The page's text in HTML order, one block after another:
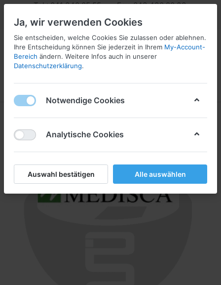
Tel.: 041 340 05 55 Fax: 043 430 20 33
info@pharmaserv.com
Ja, wir verwenden Cookies
Sie entscheiden, welche Cookies Sie zulassen oder ablehnen.
Ihre Entscheidung können Sie jederzeit in Ihrem My-Account-
Bereich ändern. Weitere Infos auch in unserer
Datenschutzerklärung.
Notwendige Cookies
Analytische Cookies
Auswahl bestätigen Alle auswählen